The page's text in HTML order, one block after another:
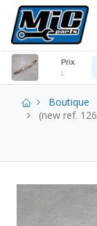
Prix
:
Boutique
(new ref.